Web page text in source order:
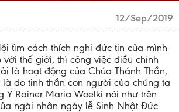
12/Sep/2019
tìm cách thích nghi đức tin của mình
với thế giới, thì công việc điều chỉnh
là hoạt động của Chúa Thánh Thần,
do tinh thần con người của chúng ta
Y Rainer Maria Woelki nói như trên
ngài nhân ngày lễ Sinh Nhật Đức